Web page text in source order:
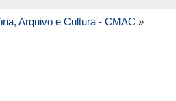
Arquivo e Cultura - CMAC »